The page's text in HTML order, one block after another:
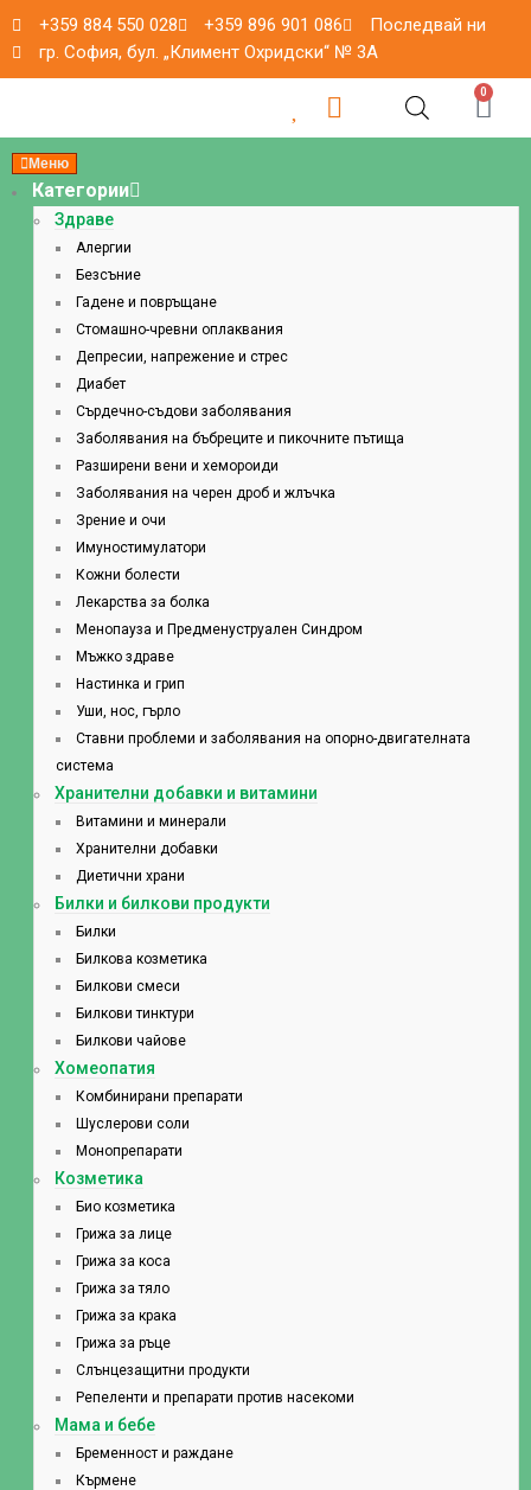
+359 884 550 028 +359 896 901 086
Последвай ни
гр. София, бул. „Климент Охридски“ № 3A
0
Меню
Категории
Здраве
Алергии
Безсъние
Гадене и повръщане
Стомашно-чревни оплаквания
Депресии, напрежение и стрес
Диабет
Сърдечно-съдови заболявания
Заболявания на бъбреците и пикочните пътища
Разширени вени и хемороиди
Заболявания на черен дроб и жлъчка
Зрение и очи
Имуностимулатори
Кожни болести
Лекарства за болка
Менопауза и Предменуструален Синдром
Мъжко здраве
Настинка и грип
Уши, нос, гърло
Ставни проблеми и заболявания на опорно-двигателната
система
Хранителни добавки и витамини
Витамини и минерали
Хранителни добавки
Диетични храни
Билки и билкови продукти
Билки
Билкова козметика
Билкови смеси
Билкови тинктури
Билкови чайове
Хомеопатия
Комбинирани препарати
Шуслерови соли
Монопрепарати
Козметика
Био козметика
Грижа за лице
Грижа за коса
Грижа за тяло
Грижа за крака
Грижа за ръце
Слънцезащитни продукти
Репеленти и препарати против насекоми
Мама и бебе
Бременност и раждане
Кърмене